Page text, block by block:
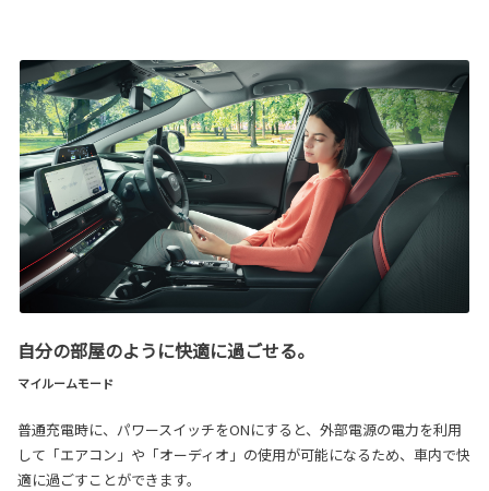
自分の部屋のように快適に過ごせる。
マイルームモード
普通充電時に、パワースイッチをONにすると、外部電源の電力を利用
して「エアコン」や「オーディオ」の使用が可能になるため、車内で快
適に過ごすことができます。